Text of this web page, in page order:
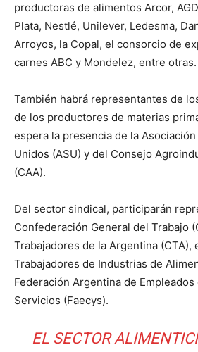
productoras de alimentos Arcor,
Plata, Nestlé, Unilever, Ledesma,
Arroyos, la Copal, el consorcio de
carnes ABC y Mondelez, entre otras.
También habrá representantes de
de los productores de materias
espera la presencia de la
Unidos (ASU) y del Consejo
(CAA).
Del sector sindical, participarán
Confederación General del Trabajo
Trabajadores de la Argentina (CTA),
Trabajadores de Industrias de
Federación Argentina de
Servicios (Faecys).
EL SECTOR